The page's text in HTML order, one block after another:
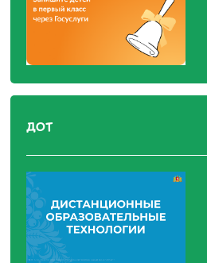
ДОТ